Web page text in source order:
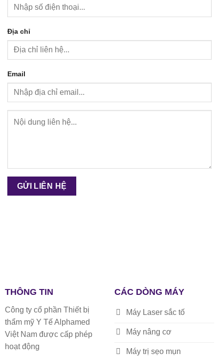
Địa chỉ
Email
THÔNG TIN
Công ty cổ phần Thiết bị
thẩm mỹ Y Tế Alphamed
Việt Nam được cấp phép
hoạt động
CÁC DÒNG MÁY
Máy Laser sắc tố
Máy nâng cơ
Máy trị sẹo mụn